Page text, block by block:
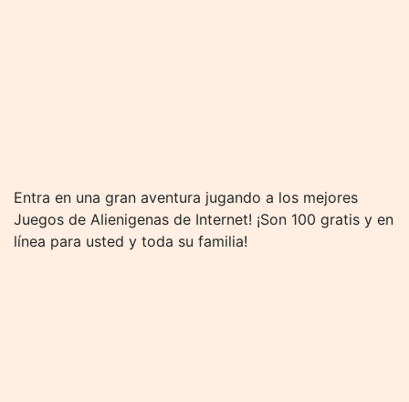
Entra en una gran aventura jugando a los mejores
Juegos de Alienigenas de Internet! ¡Son 100 gratis y en
línea para usted y toda su familia!